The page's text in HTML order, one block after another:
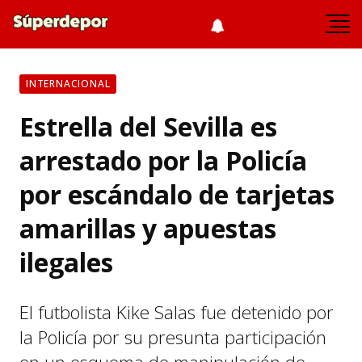
INTERNACIONAL
Estrella del Sevilla es
arrestado por la Policía
por escándalo de tarjetas
amarillas y apuestas
ilegales
El futbolista Kike Salas fue detenido por
la Policía por su presunta participación